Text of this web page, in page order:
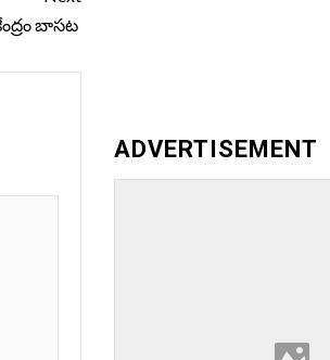
బాసట
ADVERTISEMENT